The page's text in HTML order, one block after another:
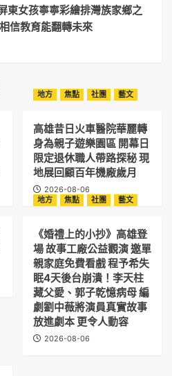
女孩寧寧彩繪排灣族家鄉之
信教育能翻轉未來
地方 焦點 社團 藝文
高雄昔日火車醫院華麗轉
身為親子遊樂園區 開幕日
限定退休職人帶路探秘 現
地展回顧百年機廠歲月
2026-08-06
地方 焦點 社團 藝文
《婚禮上的小抄》高雄登
場 故事工廠公益觀演 邀單
親家庭免費看戲 程予希失
眠4天後台崩潰！李天柱
藏父愛、郭子乾憶病母 編
劇劉中薇將演員真實故事
放進劇本 更令人動容
2026-08-06